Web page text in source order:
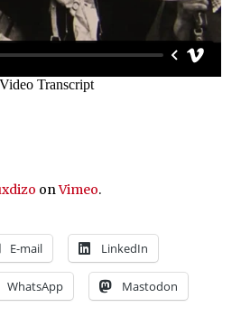
onVimeo.
E-mail LinkedIn
WhatsApp Mastodon